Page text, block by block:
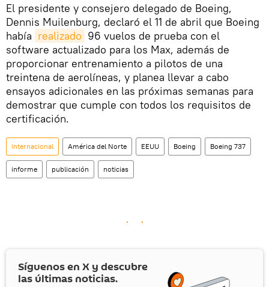
El presidente y consejero delegado de Boeing,
Dennis Muilenburg, declaró el 11 de abril que Boeing
había realizado 96 vuelos de prueba con el
software actualizado para los Max, además de
proporcionar entrenamiento a pilotos de una
treintena de aerolíneas, y planea llevar a cabo
ensayos adicionales en las próximas semanas para
demostrar que cumple con todos los requisitos de
certificación.
Internacional América del Norte EEUU Boeing Boeing 737
informe publicación noticias
Síguenos en X y descubre
las últimas noticias.